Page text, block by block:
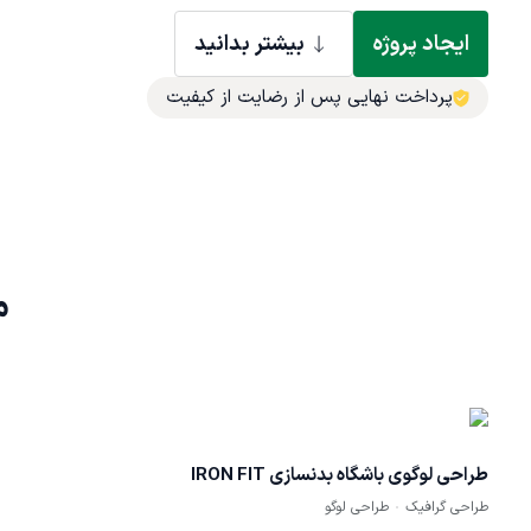
ایجاد پروژه بیشتر بدانید
پرداخت نهایی پس از رضایت از کیفیت
طراحی لوگوی باشگاه بدنسازی IRON FIT
طراحی گرافیک طراحی لوگو